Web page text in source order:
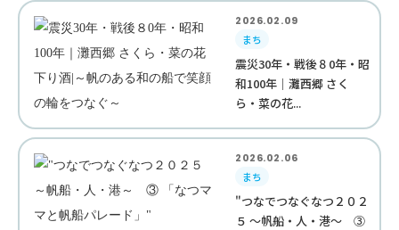
2026.02.09
まち
震災30年・戦後８0年・昭
和100年｜灘西郷 さく
ら・菜の花...
2026.02.06
まち
"つなでつなぐなつ２０２
５ ～帆船・人・港～ ③